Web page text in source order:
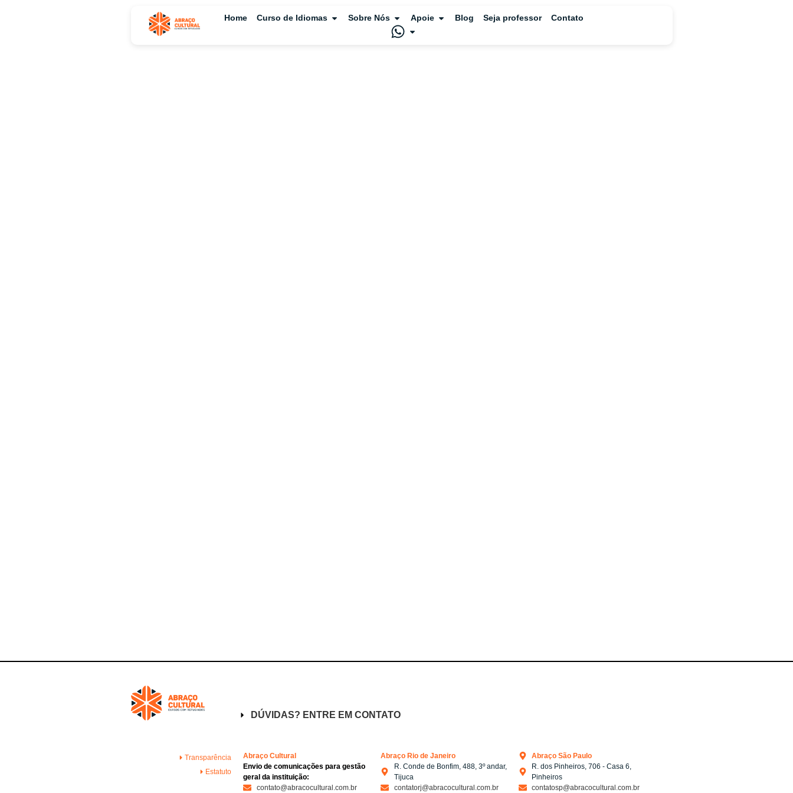
Home Curso de Idiomas Sobre Nós Apoie Blog Seja professor Contato
Transparência
Estatuto
DÚVIDAS? ENTRE EM CONTATO
Abraço Cultural
Envio de comunicações para gestão
geral da instituição:
contato@abracocultural.com.br
Abraço Rio de Janeiro
R. Conde de Bonfim, 488, 3º andar,
Tijuca
contatorj@abracocultural.com.br
Abraço São Paulo
R. dos Pinheiros, 706 - Casa 6,
Pinheiros
contatosp@abracocultural.com.br